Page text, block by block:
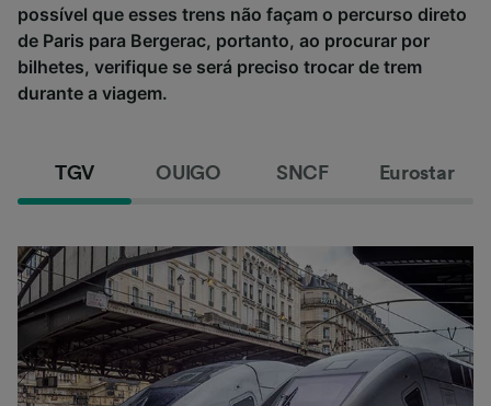
possível que esses trens não façam o percurso direto
de Paris para Bergerac, portanto, ao procurar por
bilhetes, verifique se será preciso trocar de trem
durante a viagem.
TGV OUIGO SNCF Eurostar